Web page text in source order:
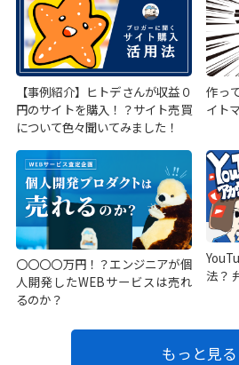
【事例紹介】ヒトデさんが収益０
円のサイトを購入！？サイト売買
について色々聞いてみました！
作っ
イト
〇〇〇〇万円！？エンジニアが個
人開発したWEBサービスは売れ
るのか？
法？
もっと見る